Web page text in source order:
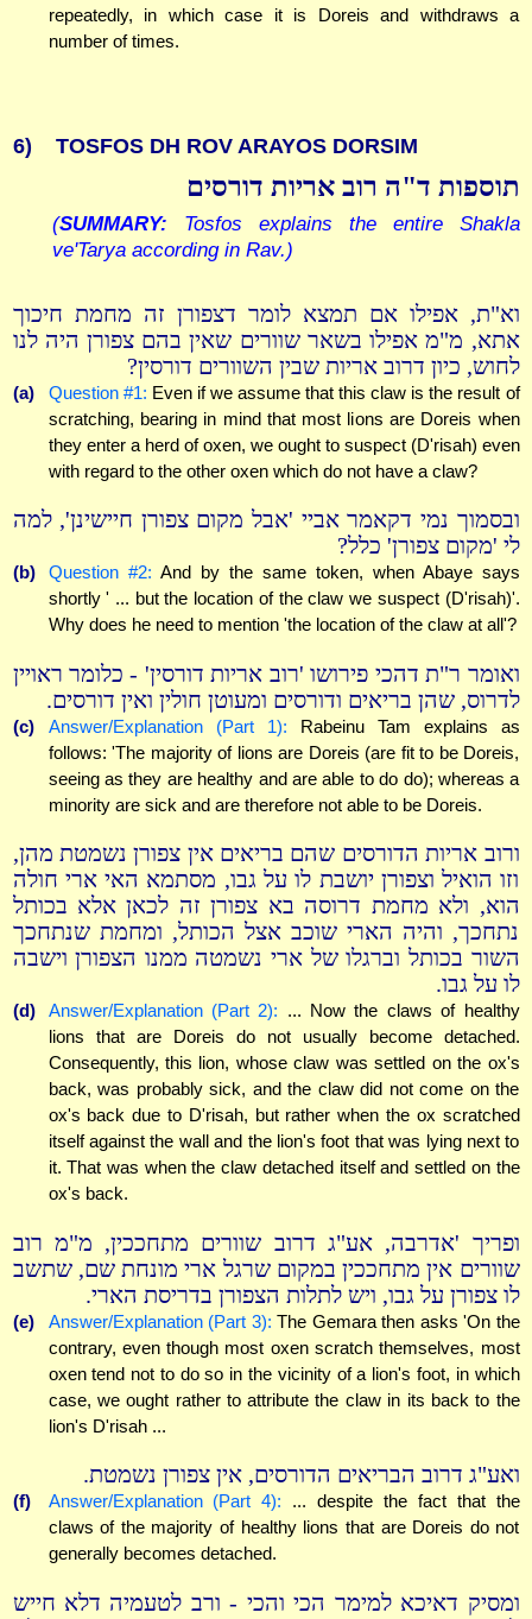
repeatedly, in which case it is Doreis and withdraws a
number of times.
6) TOSFOS DH ROV ARAYOS DORSIM
תוספות ד"ה רוב אריות דורסים
(SUMMARY: Tosfos explains the entire Shakla
ve'Tarya according in Rav.)
וא"ת, אפילו אם תמצא לומר דצפורן זה מחמת חיכוך
אתא, מ"מ אפילו בשאר שוורים שאין בהם צפורן היה לנו
לחוש, כיון דרוב אריות שבין השוורים דורסין?
(a) Question #1: Even if we assume that this claw is the result of
scratching, bearing in mind that most lions are Doreis when
they enter a herd of oxen, we ought to suspect (D'risah) even
with regard to the other oxen which do not have a claw?
ובסמוך נמי דקאמר אביי 'אבל מקום צפורן חיישינן', למה
לי 'מקום צפורן' כלל?
(b) Question #2: And by the same token, when Abaye says
shortly ' ... but the location of the claw we suspect (D'risah)'.
Why does he need to mention 'the location of the claw at all'?
ואומר ר"ת דהכי פירושו 'רוב אריות דורסין' - כלומר ראויין
לדרוס, שהן בריאים ודורסים ומעוטן חולין ואין דורסים.
(c) Answer/Explanation (Part 1): Rabeinu Tam explains as
follows: 'The majority of lions are Doreis (are fit to be Doreis,
seeing as they are healthy and are able to do do); whereas a
minority are sick and are therefore not able to be Doreis.
ורוב אריות הדורסים שהם בריאים אין צפורן נשמטת מהן,
וזו הואיל וצפורן יושבת לו על גבו, מסתמא האי ארי חולה
הוא, ולא מחמת דרוסה בא צפורן זה לכאן אלא בכותל
נתחכך, והיה הארי שוכב אצל הכותל, ומחמת שנתחכך
השור בכותל וברגלו של ארי נשמטה ממנו הצפורן וישבה
לו על גבו.
(d) Answer/Explanation (Part 2): ... Now the claws of healthy
lions that are Doreis do not usually become detached.
Consequently, this lion, whose claw was settled on the ox's
back, was probably sick, and the claw did not come on the
ox's back due to D'risah, but rather when the ox scratched
itself against the wall and the lion's foot that was lying next to
it. That was when the claw detached itself and settled on the
ox's back.
ופריך 'אדרבה, אע"ג דרוב שוורים מתחככין, מ"מ רוב
שוורים אין מתחככין במקום שרגל ארי מונחת שם, שתשב
לו צפורן על גבו, ויש לתלות הצפורן בדריסת הארי.
(e) Answer/Explanation (Part 3): The Gemara then asks 'On the
contrary, even though most oxen scratch themselves, most
oxen tend not to do so in the vicinity of a lion's foot, in which
case, we ought rather to attribute the claw in its back to the
lion's D'risah ...
ואע"ג דרוב הבריאים הדורסים, אין צפורן נשמטת.
(f) Answer/Explanation (Part 4): ... despite the fact that the
claws of the majority of healthy lions that are Doreis do not
generally becomes detached.
ומסיק דאיכא למימר הכי והכי - ורב לטעמיה דלא חייש